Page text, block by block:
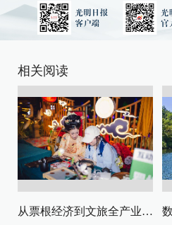
相关阅读
从票根经济到文旅全产业链升级